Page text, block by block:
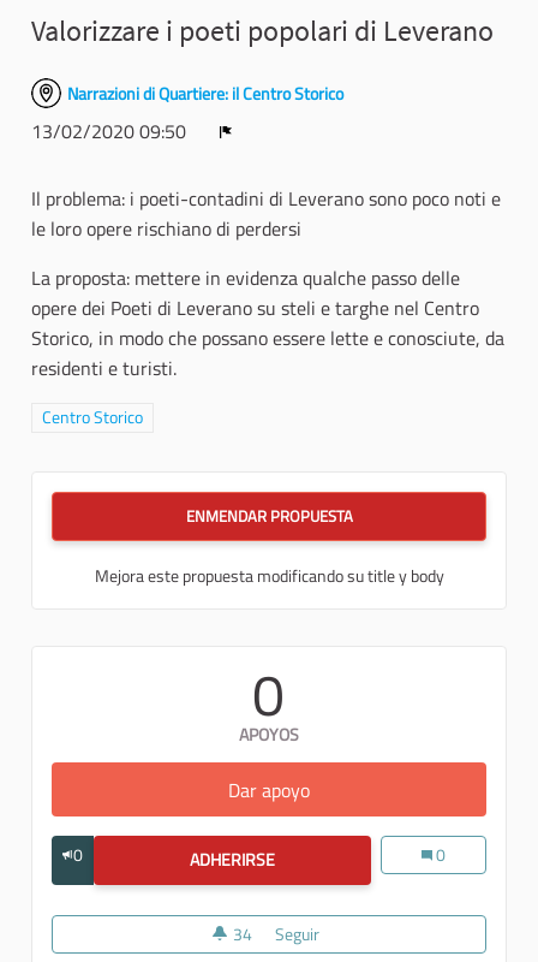
Valorizzare i poeti popolari di Leverano
Narrazioni di Quartiere: il Centro Storico
13/02/2020 09:50
Il problema: i poeti-contadini di Leverano sono poco noti e
le loro opere rischiano di perdersi
La proposta: mettere in evidenza qualche passo delle
opere dei Poeti di Leverano su steli e targhe nel Centro
Storico, in modo che possano essere lette e conosciute, da
residenti e turisti.
Resultados al filtrar por la categoría: Centro Storico
Centro Storico
ENMENDAR PROPUESTA
Mejora este propuesta modificando su title y body
0
APOYOS
Dar apoyo
0 ADHERIRSEVALORIZZARE I POETI POPOLARI DI
Valorizzare i
0
34 34 seguidoras
SeguirValorizzare i poeti popolari di